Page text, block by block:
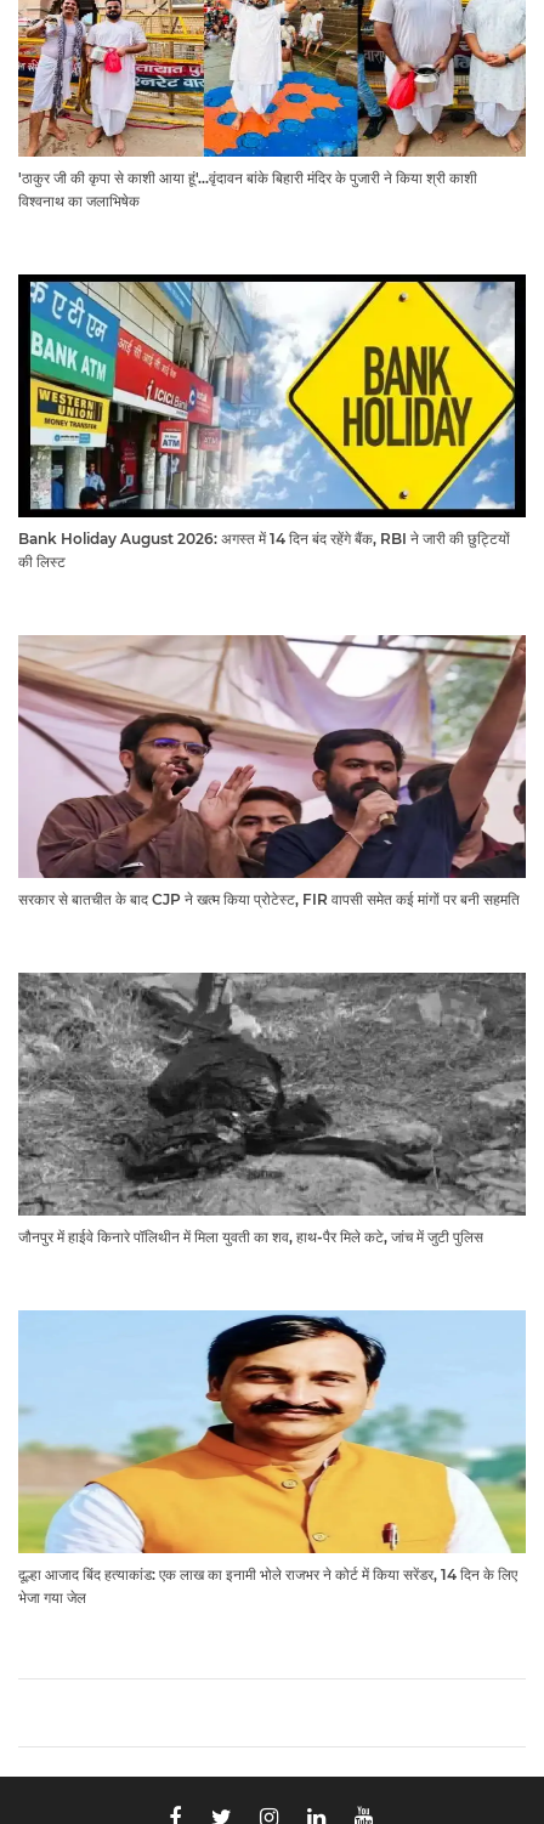
'ठाकुर जी की कृपा से काशी आया हूं'...वृंदावन बांके बिहारी मंदिर के पुजारी ने किया श्री काशी
विश्वनाथ का जलाभिषेक
Bank Holiday August 2026: अगस्त में 14 दिन बंद रहेंगे बैंक, RBI ने जारी की छुट्टियों
की लिस्ट​​​​​​​
सरकार से बातचीत के बाद CJP ने खत्म किया प्रोटेस्ट, FIR वापसी समेत कई मांगों पर बनी सहमति
जौनपुर में हाईवे किनारे पॉलिथीन में मिला युवती का शव, हाथ-पैर मिले कटे, जांच में जुटी पुलिस
दूल्हा आजाद बिंद हत्याकांड: एक लाख का इनामी भोले राजभर ने कोर्ट में किया सरेंडर, 14 दिन के लिए
भेजा गया जेल